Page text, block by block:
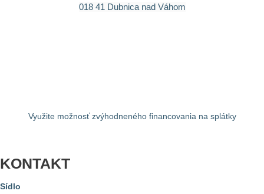
018 41 Dubnica nad Váhom
Využite možnosť zvýhodneného financovania na splátky
KONTAKT
Sídlo